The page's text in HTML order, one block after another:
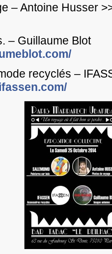
– Antoine Husser
– Guillaume Blot
recyclés –